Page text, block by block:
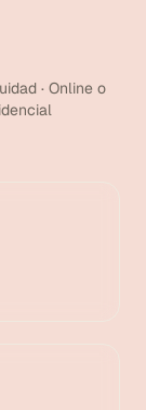
· Online o